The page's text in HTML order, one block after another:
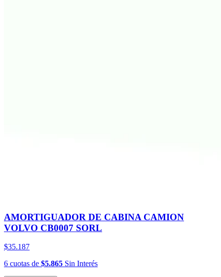
AMORTIGUADOR DE CABINA CAMION
VOLVO CB0007 SORL
$35.187
6 cuotas de $5.865 Sin Interés